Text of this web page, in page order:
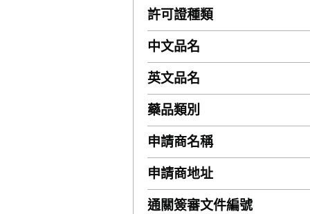
許可證種類
中文品名
英文品名
藥品類別
申請商名稱
申請商地址
通關簽審文件編號